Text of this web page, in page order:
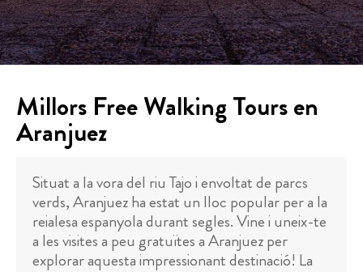
Millors Free Walking Tours en
Aranjuez
Situat a la vora del riu Tajo i envoltat de parcs
verds, Aranjuez ha estat un lloc popular per a la
reialesa espanyola durant segles. Vine i uneix-te
a les visites a peu gratuïtes a Aranjuez per
explorar aquesta impressionant destinació! La